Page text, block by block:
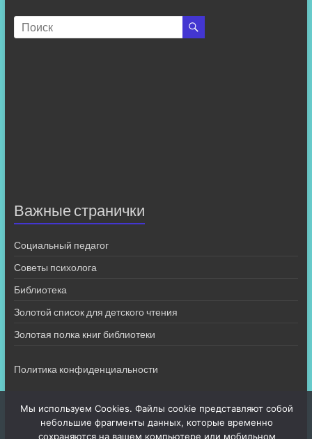
Важные странички
Социальный педагог
Советы психолога
Библиотека
Золотой список для детского чтения
Золотая полка книг библиотеки
Политика конфиденциальности
Мы используем Cookies. Файлы cookie представляют собой
небольшие фрагменты данных, которые временно
сохраняются на вашем компьютере или мобильном